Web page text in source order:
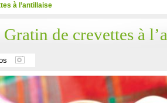
à l’antillaise
Gratin de crevettes à